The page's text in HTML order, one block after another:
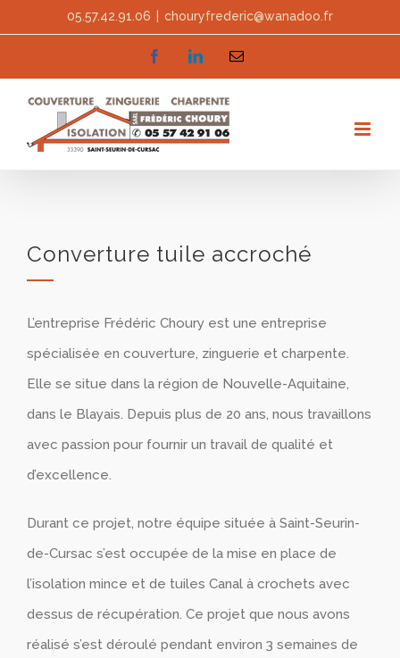
content
05.57.42.91.06 chouryfrederic@wanadoo.fr
facebooklinkedinEmail
Converture tuile accroché
L’entreprise Frédéric Choury est une entreprise
spécialisée en couverture, zinguerie et charpente.
Elle se situe dans la région de Nouvelle-Aquitaine,
dans le Blayais. Depuis plus de 20 ans, nous travaillons
avec passion pour fournir un travail de qualité et
d’excellence.
Durant ce projet, notre équipe située à Saint-Seurin-
de-Cursac s’est occupée de la mise en place de
l’isolation mince et de tuiles Canal à crochets avec
dessus de récupération. Ce projet que nous avons
réalisé s’est déroulé pendant environ 3 semaines de